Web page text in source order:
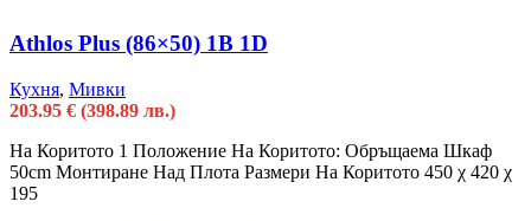
Athlos Plus (86×50) 1B 1D
Кухня, Мивки
203.95 € (398.89 лв.)
На Коритото 1 Положение На Коритото: Oбръщаема Шкаф
50cm Монтиране Над Плота Размери На Коритото 450 χ 420 χ
195